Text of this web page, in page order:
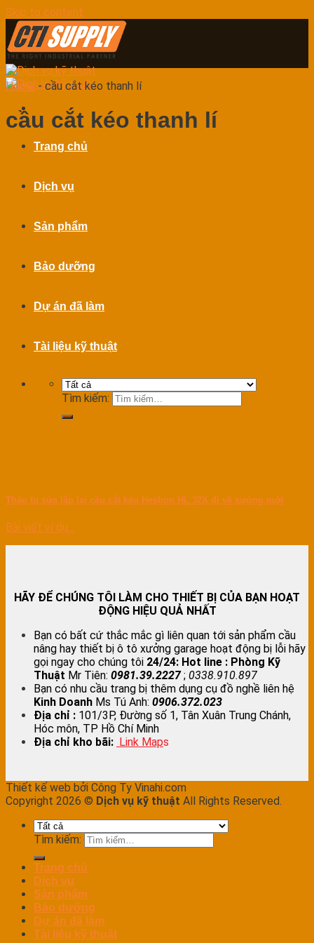
Skip to content
Trang chủ
Dịch vụ
Sản phẩm
Bảo dưỡng
Dự án đã làm
Tài liệu kỹ thuật
Tìm kiếm:
Home-cầu cắt kéo thanh lí
cầu cắt kéo thanh lí
Tháo tu sửa lắp lại cầu cắt kéo Hesbon HL 32X đi về xưởng mới
Bài viết ví dụ...
HÃY ĐỂ CHÚNG TÔI LÀM CHO THIẾT BỊ CỦA BẠN HOẠT
ĐỘNG HIỆU QUẢ NHẤT
Bạn có bất cứ thắc mắc gì liên quan tới sản phẩm cầu
nâng hay thiết bị ô tô xưởng garage hoạt động bị lỗi hãy
gọi ngay cho chúng tôi 24/24: Hot line : Phòng Kỹ
Thuật Mr Tiên: 0981.39.2227; 0338.910.897
Bạn có nhu cầu trang bị thêm dụng cụ đồ nghề liên hệ
Kinh Doanh Ms Tú Anh: 0906.372.023
Địa chỉ : 101/3P, Đường số 1, Tân Xuân Trung Chánh,
Hóc môn, TP Hồ Chí Minh
Địa chỉ kho bãi: Link Maps
Thiết kế web bởi Công Ty Vinahi.com
Copyright 2026 © Dịch vụ kỹ thuật All Rights Reserved.
Tìm kiếm:
Trang chủ
Dịch vụ
Sản phẩm
Bảo dưỡng
Dự án đã làm
Tài liệu kỹ thuật